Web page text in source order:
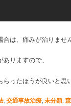
合は、痛みが治りませ
りますので、
らったほうが良いと思
交通事故治療 未分類